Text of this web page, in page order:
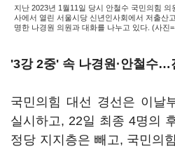
지난 2023년 1월11일 당시 안철수 국민의힘
사에서 열린 서울시당 신년인사회에서 저출산
명한 나경원 의원과 대화를 나누고 있다. (사진
'3강 2중' 속 나경원·안철수
국민의힘 대선 경선은 이날
실시하고, 22일 최종 4명의
정당 지지층은 빼고, 국민의